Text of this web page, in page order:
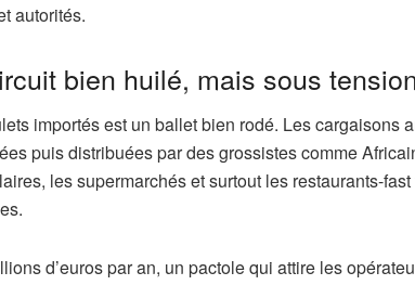
autorités.
bien huilé, mais sous
importés est un ballet bien rodé. Les cargaisons
puis distribuées par des grossistes comme
les supermarchés et surtout les restaurants-
d’euros par an, un pactole qui attire les